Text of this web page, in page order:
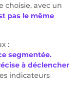
choisie, avec un
pas le même
:
segmentée.
à déclencher
indicateurs